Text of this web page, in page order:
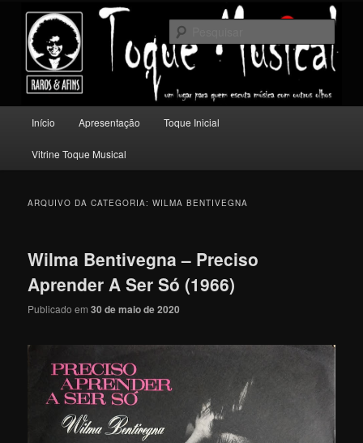
conteúdo
principal
conteúdo
secundário
Toque Musical
Um lugar para quem escuta música com outros olhos.
principal
Início Apresentação Toque Inicial
Vitrine Toque Musical
ARQUIVO DA CATEGORIA:WILMA BENTIVEGNA
Wilma Bentivegna – Preciso
Aprender A Ser Só (1966)
Publicado em30 de maio de 2020